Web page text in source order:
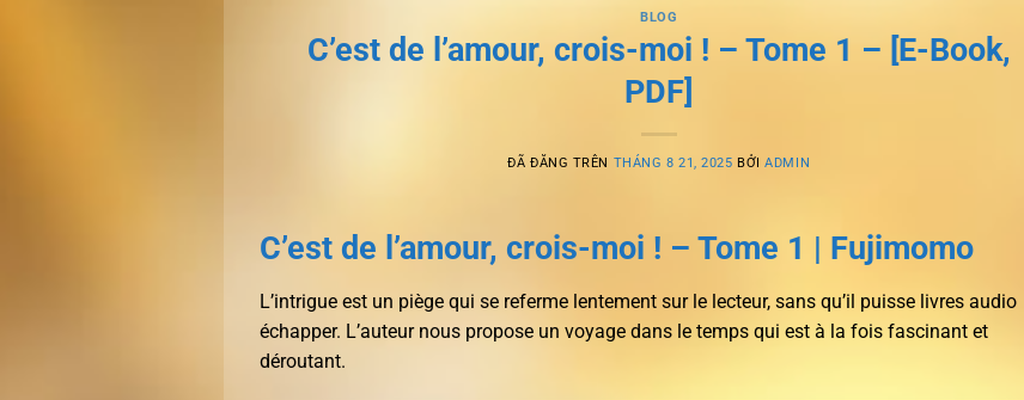
BLOG
C’est de l’amour, crois-moi ! – Tome 1 – [E-Book,
PDF]
ĐÃ ĐĂNG TRÊN THÁNG 8 21, 2025 BỞIADMIN
C’est de l’amour, crois-moi ! – Tome 1 | Fujimomo
L’intrigue est un piège qui se referme lentement sur le lecteur, sans qu’il puisse livres audio
échapper. L’auteur nous propose un voyage dans le temps qui est à la fois fascinant et
déroutant.